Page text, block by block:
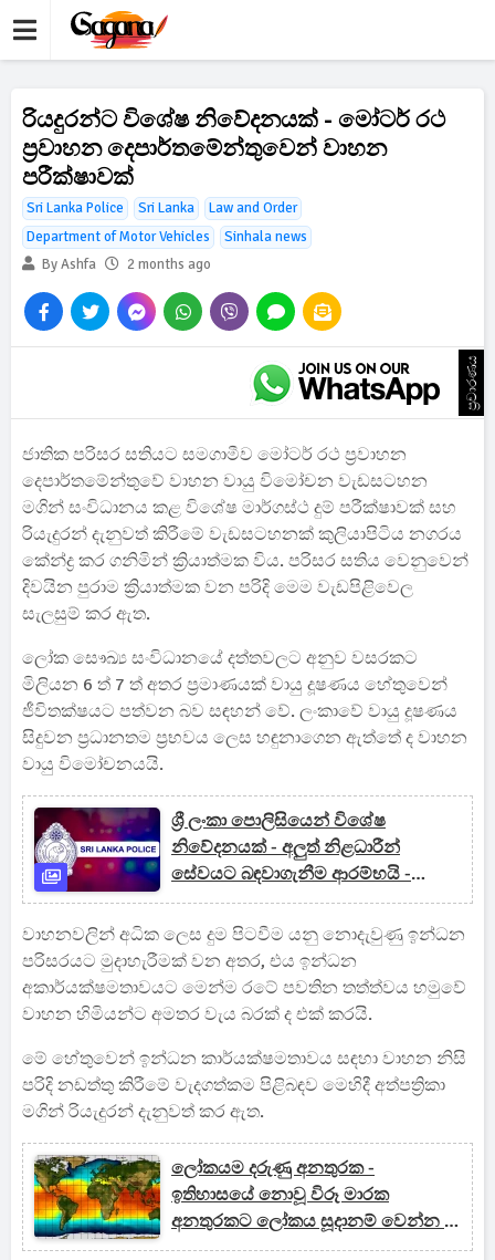
රියදුරන්ට විශේෂ නිවේදනයක් - මෝටර් රථ
ප්‍රවාහන දෙපාර්තමේන්තුවෙන් වාහන
පරීක්ෂාවක්
Sri Lanka Police Sri Lanka
Law and Order
Department of Motor Vehicles
Sinhala news
By Ashfa
2 months ago
ප්‍රචාරණය
ජාතික පරිසර සතියට සමගාමීව මෝටර් රථ ප්‍රවාහන
දෙපාර්තමේන්තුවේ වාහන වායු විමෝචන වැඩසටහන
මගින් සංවිධානය කළ විශේෂ මාර්ගස්ථ දුම් පරීක්ෂාවක් සහ
රියැදුරන් දැනුවත් කිරීමේ වැඩසටහනක් කුලියාපිටිය නගරය
කේන්ද්‍ර කර ගනිමින් ක්‍රියාත්මක විය. පරිසර සතිය වෙනුවෙන්
දිවයින පුරාම ක්‍රියාත්මක වන පරිදි මෙම වැඩපිළිවෙල
සැලසුම් කර ඇත.
ලෝක සෞඛ්‍ය සංවිධානයේ දත්තවලට අනුව වසරකට
මිලියන 6 ත් 7 ත් අතර ප්‍රමාණයක් වායු දූෂණය හේතුවෙන්
ජීවිතක්ෂයට පත්වන බව සඳහන් වේ. ලංකාවේ වායු දූෂණය
සිදුවන ප්‍රධානතම ප්‍රභවය ලෙස හඳුනාගෙන ඇත්තේ ද වාහන
වායු විමෝචනයයි.
ශ්‍රී ලංකා පොලිසියෙන් විශේෂ
නිවේදනයක් - අලුත් නිළධාරීන්
සේවයට බඳවාගැනීම ආරම්භයි -
අසත්‍ය තොරතුරු පිළිබද අවදානමක්
වාහනවලින් අධික ලෙස දුම පිටවීම යනු නොදැවුණු ඉන්ධන
පරිසරයට මුදාහැරීමක් වන අතර, එය ඉන්ධන
අකාර්යක්ෂමතාවයට මෙන්ම රටේ පවතින තත්ත්වය හමුවේ
වාහන හිමියන්ට අමතර වැය බරක් ද එක් කරයි.
මේ හේතුවෙන් ඉන්ධන කාර්යක්ෂමතාවය සඳහා වාහන නිසි
පරිදි නඩත්තු කිරීමේ වැදගත්කම පිළිබඳව මෙහිදී අත්පත්‍රිකා
මගින් රි‍යැදුරන් දැනුවත් කර ඇත.
ලෝකයම දරුණු අනතුරක -
ඉතිහාසයේ නොවූ විරූ මාරක
අනතුරකට ලෝකය සූදානම් වෙන්න -
ලෝක කාලගුණ විද්‍යා සංවිධානය